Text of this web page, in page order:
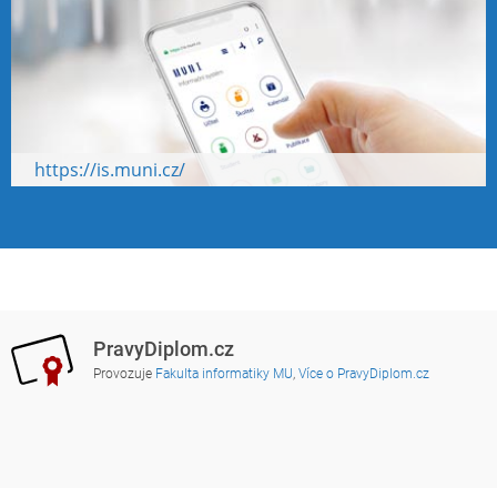
https://is.muni.cz/
PravyDiplom.cz
Provozuje Fakulta informatiky MU, Více o PravyDiplom.cz